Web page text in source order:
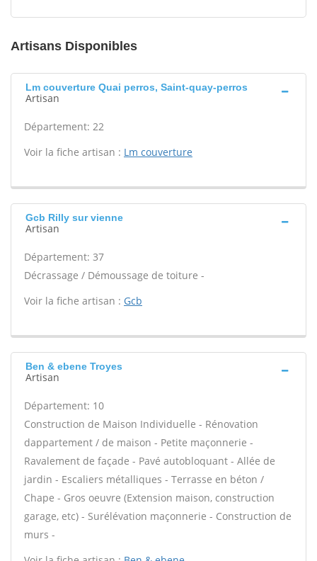
Artisans Disponibles
Lm couverture Quai perros, Saint-quay-perros
Artisan
Département: 22
Voir la fiche artisan : Lm couverture
Gcb Rilly sur vienne
Artisan
Département: 37
Décrassage / Démoussage de toiture -
Voir la fiche artisan : Gcb
Ben & ebene Troyes
Artisan
Département: 10
Construction de Maison Individuelle - Rénovation
dappartement / de maison - Petite maçonnerie -
Ravalement de façade - Pavé autobloquant - Allée de
jardin - Escaliers métalliques - Terrasse en béton /
Chape - Gros oeuvre (Extension maison, construction
garage, etc) - Surélévation maçonnerie - Construction de
murs -